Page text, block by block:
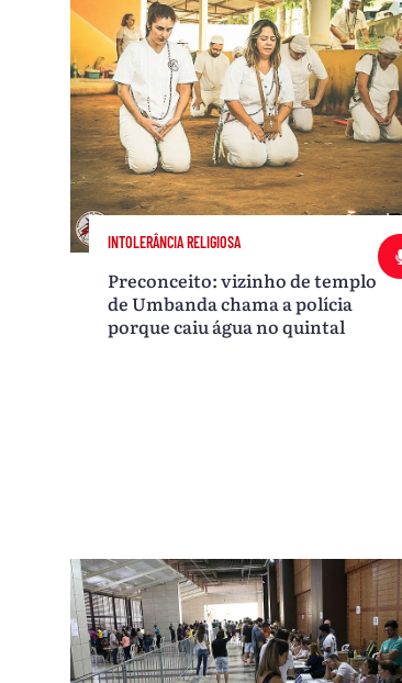
INTOLERÂNCIA RELIGIOSA
Preconceito: vizinho de templo
de Umbanda chama a polícia
porque caiu água no quintal